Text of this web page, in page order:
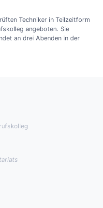
Techniker in Teilzeitform
angeboten. Sie
an drei Abenden in der